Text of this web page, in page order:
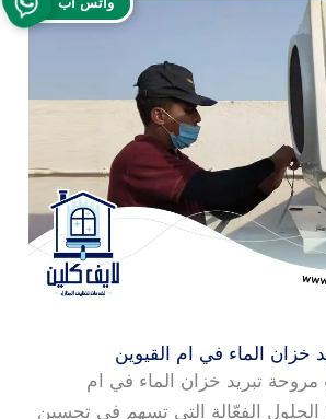
خزان الماء في ام القيوين
مروحة تبريد خزان الماء في ام
الحلول الفعّالة التي تسهم في تحسين